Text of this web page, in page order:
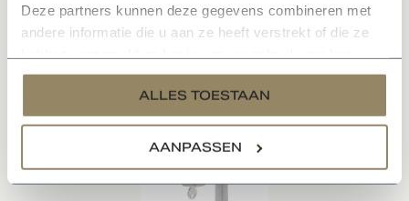
Deze partners kunnen deze gegevens combineren met
andere informatie die u aan ze heeft verstrekt of die ze
services.
ALLES TOESTAAN
AANPASSEN
Gerelateerde producten